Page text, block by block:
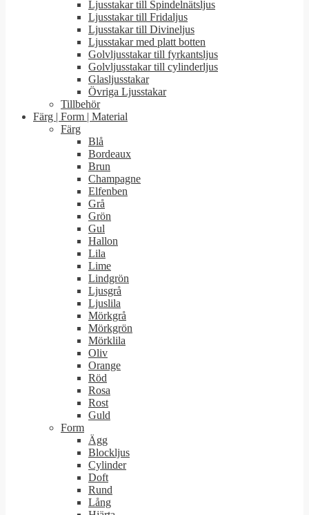
Ljusstakar till Spindelnätsljus
Ljusstakar till Fridaljus
Ljusstakar till Divineljus
Ljusstakar med platt botten
Golvljusstakar till fyrkantsljus
Golvljusstakar till cylinderljus
Glasljusstakar
Övriga Ljusstakar
Tillbehör
Färg | Form | Material
Färg
Blå
Bordeaux
Brun
Champagne
Elfenben
Grå
Grön
Gul
Hallon
Lila
Lime
Lindgrön
Ljusgrå
Ljuslila
Mörkgrå
Mörkgrön
Mörklila
Oliv
Orange
Röd
Rosa
Rost
Guld
Form
Ägg
Blockljus
Cylinder
Doft
Rund
Lång